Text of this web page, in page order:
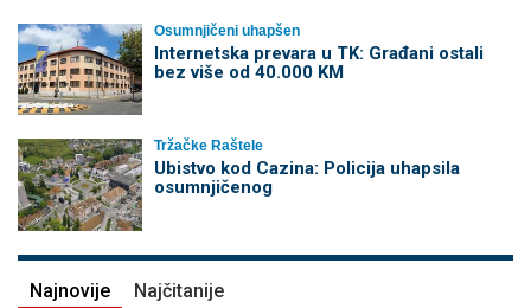
Osumnjičeni uhapšen
Internetska prevara u TK: Građani ostali
bez više od 40.000 KM
Tržačke Raštele
Ubistvo kod Cazina: Policija uhapsila
osumnjičenog
Najnovije Najčitanije